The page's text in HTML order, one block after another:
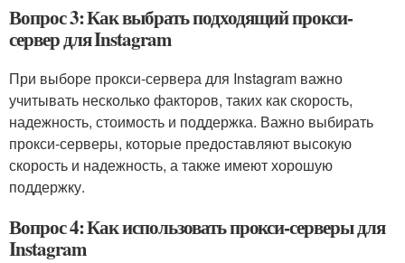
Вопрос 3: Как выбрать подходящий прокси-
сервер для Instagram
При выборе прокси-сервера для Instagram важно
учитывать несколько факторов, таких как скорость,
надежность, стоимость и поддержка. Важно выбирать
прокси-серверы, которые предоставляют высокую
скорость и надежность, а также имеют хорошую
поддержку.
Вопрос 4: Как использовать прокси-серверы для
Instagram